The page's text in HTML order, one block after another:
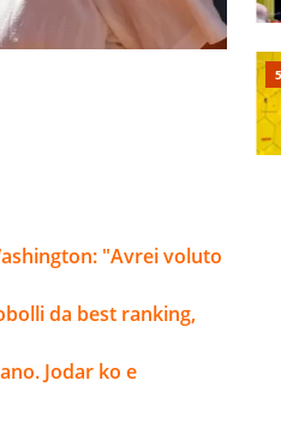
"Avrei voluto
da best ranking,
Jodar ko e